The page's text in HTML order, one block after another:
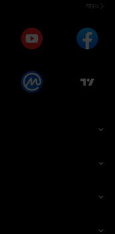
আরও